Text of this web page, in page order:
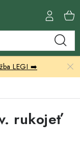
LEGI ➡️
rukojeť